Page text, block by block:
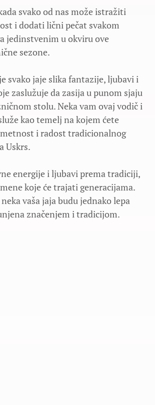
svako od nas može istražiti
i dodati lični pečat svakom
jedinstvenim u okviru ove
sezone.
svako jaje slika fantazije, ljubavi i
zaslužuje da zasija u punom sjaju
stolu. Neka vam ovaj vodič i
kao temelj na kojem ćete
i radost tradicionalnog
Uskrs.
energije i ljubavi prema tradiciji,
koje će trajati generacijama.
vaša jaja budu jednako lepa
značenjem i tradicijom.